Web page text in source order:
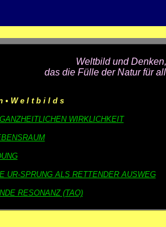
Weltbild und Denken,
das die Fülle der Natur für
• W e l t b i l d s
WIRKLICHKEIT
UR-SPRUNG ALS RETTENDER AUSWEG
RESONANZ (TAO)